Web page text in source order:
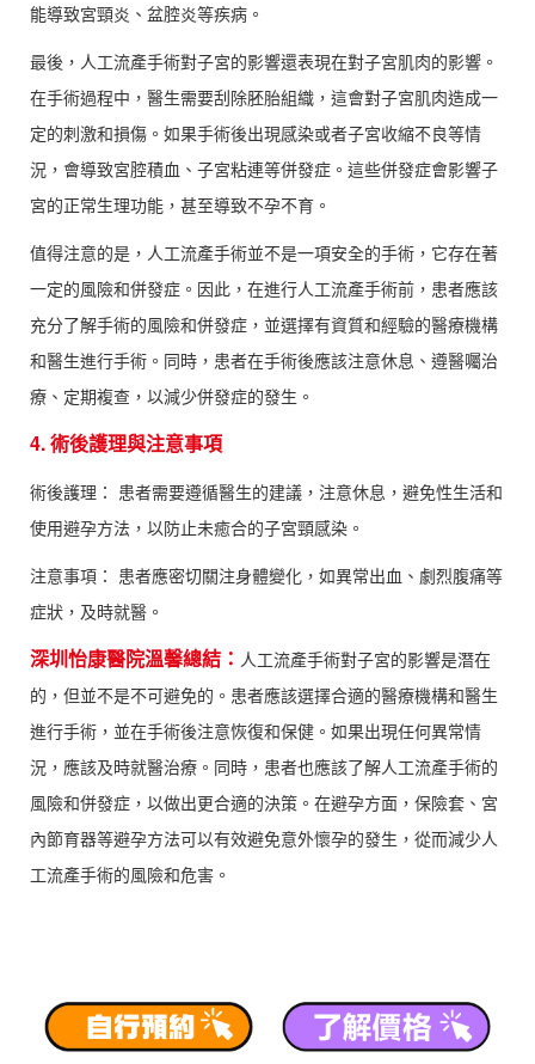
能導致宮頸炎、盆腔炎等疾病。
最後，人工流產手術對子宮的影響還表現在對子宮肌肉的影響。
在手術過程中，醫生需要刮除胚胎組織，這會對子宮肌肉造成一
定的刺激和損傷。如果手術後出現感染或者子宮收縮不良等情
況，會導致宮腔積血、子宮粘連等併發症。這些併發症會影響子
宮的正常生理功能，甚至導致不孕不育。
值得注意的是，人工流產手術並不是一項安全的手術，它存在著
一定的風險和併發症。因此，在進行人工流產手術前，患者應該
充分了解手術的風險和併發症，並選擇有資質和經驗的醫療機構
和醫生進行手術。同時，患者在手術後應該注意休息、遵醫囑治
療、定期複查，以減少併發症的發生。
4. 術後護理與注意事項
術後護理： 患者需要遵循醫生的建議，注意休息，避免性生活和
使用避孕方法，以防止未癒合的子宮頸感染。
注意事項： 患者應密切關注身體變化，如異常出血、劇烈腹痛等
症狀，及時就醫。
深圳怡康醫院溫馨總結： 人工流產手術對子宮的影響是潛在
的，但並不是不可避免的。患者應該選擇合適的醫療機構和醫生
進行手術，並在手術後注意恢復和保健。如果出現任何異常情
況，應該及時就醫治療。同時，患者也應該了解人工流產手術的
風險和併發症，以做出更合適的決策。在避孕方面，保險套、宮
內節育器等避孕方法可以有效避免意外懷孕的發生，從而減少人
工流產手術的風險和危害。